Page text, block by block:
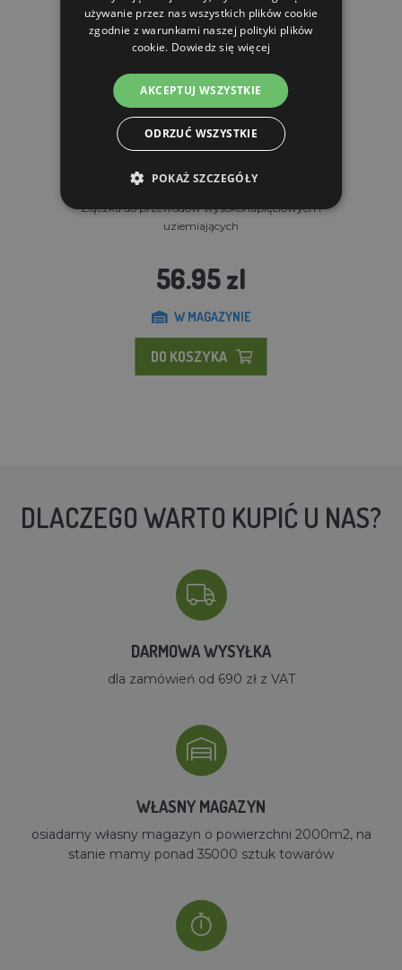
Złączka do przewodów wysokonapięciowych i
uziemiających
56.95 zl
W MAGAZYNIE
DO KOSZYKA
DLACZEGO WARTO KUPIĆ U NAS?
DARMOWA WYSYŁKA
dla zamówień od 690 zł z VAT
WŁASNY MAGAZYN
osiadamy własny magazyn o powierzchni 2000m2, na
stanie mamy ponad 35000 sztuk towarów
używanie przez nas wszystkich plików cookie
zgodnie z warunkami naszej polityki plików
cookie. Dowiedz się więcej
AKCEPTUJ WSZYSTKIE
ODRZUĆ WSZYSTKIE
POKAŻ SZCZEGÓŁY